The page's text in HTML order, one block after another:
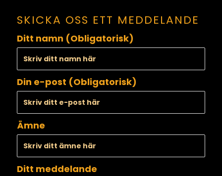
SKICKA OSS ETT MEDDELANDE
Ditt namn (Obligatorisk)
Din e-post (Obligatorisk)
Ämne
Ditt meddelande